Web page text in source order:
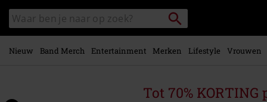
naar
hoofdinhoud
Zoek
in
catalogus
Packstation
zoeken
Nieuw Band Merch Entertainment Merken Lifestyle Vrouwen
Tot 70% KORTING